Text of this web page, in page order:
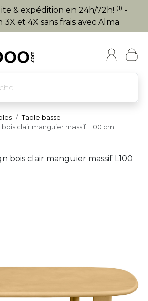
& expédition en 24h/72h! (1) -
et 4X sans frais avec Alma
Table basse
clair manguier massif L100 cm
bois clair manguier massif L100